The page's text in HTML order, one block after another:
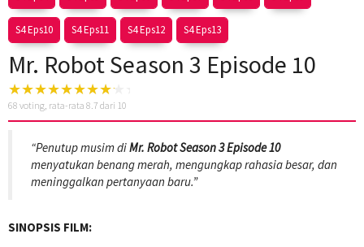
S4 Eps10 S4 Eps11 S4 Eps12 S4 Eps13
Mr. Robot Season 3 Episode 10
68 voting, rata-rata 8.7 dari 10
“Penutup musim diMr. Robot Season 3 Episode 10
menyatukan benang merah, mengungkap rahasia besar, dan
meninggalkan pertanyaan baru.”
SINOPSIS FILM: